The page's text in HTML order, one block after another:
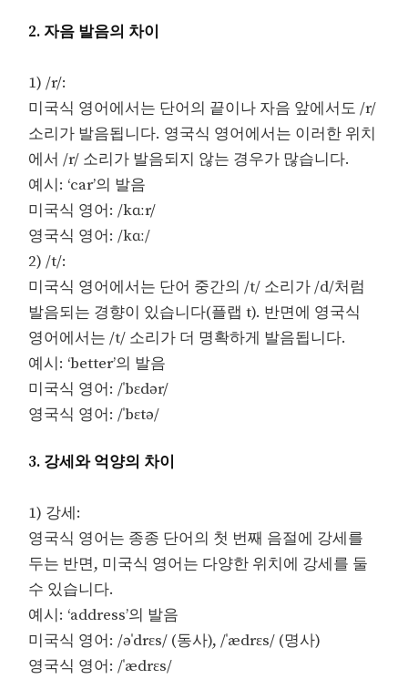
2. 자음 발음의 차이
1) /r/:
미국식 영어에서는 단어의 끝이나 자음 앞에서도 /r/
소리가 발음됩니다. 영국식 영어에서는 이러한 위치
에서 /r/ 소리가 발음되지 않는 경우가 많습니다.
예시: ‘car’의 발음
미국식 영어: /kɑːr/
영국식 영어: /kɑː/
2) /t/:
미국식 영어에서는 단어 중간의 /t/ 소리가 /d/처럼
발음되는 경향이 있습니다(플랩 t). 반면에 영국식
영어에서는 /t/ 소리가 더 명확하게 발음됩니다.
예시: ‘better’의 발음
미국식 영어: /ˈbɛdər/
영국식 영어: /ˈbɛtə/
3. 강세와 억양의 차이
1) 강세:
영국식 영어는 종종 단어의 첫 번째 음절에 강세를
두는 반면, 미국식 영어는 다양한 위치에 강세를 둘
수 있습니다.
예시: ‘address’의 발음
미국식 영어: /əˈdrɛs/ (동사), /ˈædrɛs/ (명사)
영국식 영어: /ˈædrɛs/